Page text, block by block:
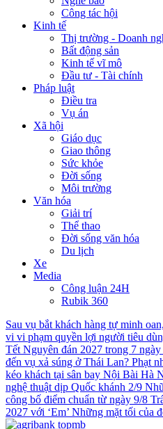
Công tác hội
Kinh tế
Thị trường - Doanh
Bất động sản
Kinh tế vĩ mô
Đầu tư - Tài chính
Pháp luật
Điều tra
Vụ án
Xã hội
Giáo dục
Giao thông
Sức khỏe
Đời sống
Môi trường
Văn hóa
Giải trí
Thể thao
Đời sống văn hóa
Du lịch
Xe
Media
Công luận 24H
Rubik 360
Sau vụ bắt khách hàng tự minh
vi vi phạm quyền lợi người tiêu
Tết Nguyên đán 2027 trong 7 ngày
đến vụ xả súng ở Thái Lan? Phạt
kéo khách tại sân bay Nội Bài Hà
nghệ thuật dịp Quốc khánh 2/9
công bố điểm chuẩn từ ngày 9/8
2027 với ‘Em’ Những mặt tối của